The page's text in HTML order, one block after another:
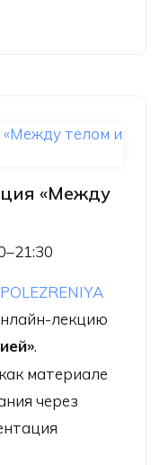
«Между
лекцию
.
материале
через